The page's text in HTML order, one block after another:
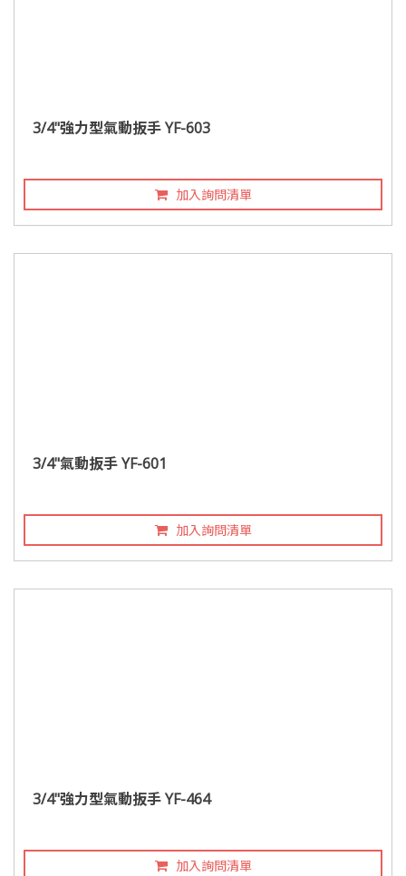
3/4"強力型氣動扳手 YF-603
加入詢問清單
3/4"氣動扳手 YF-601
加入詢問清單
3/4"強力型氣動扳手 YF-464
加入詢問清單